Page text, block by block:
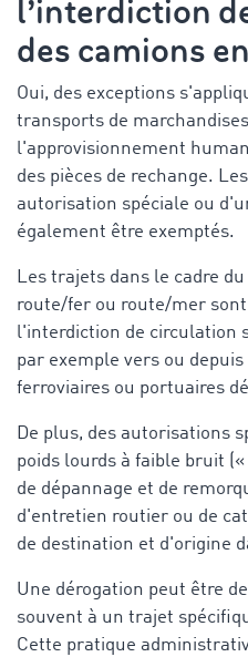
l’interdiction
des camions
Oui, des exceptions
transports de
l'approvisionnement
des pièces de rechange.
autorisation spéciale ou
également être exemptés.
Les trajets dans le cadre
route/fer ou route/mer
l'interdiction de circulation
par exemple vers ou
ferroviaires ou portuaires
De plus, des autorisations
poids lourds à faible bruit
de dépannage et de
d'entretien routier ou de
de destination et d'origine
Une dérogation peut être
souvent à un trajet
Cette pratique